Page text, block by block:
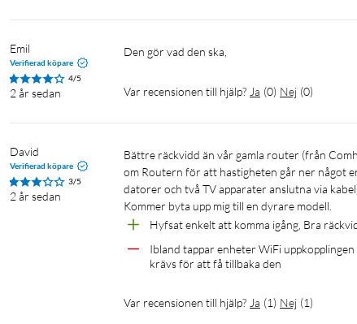
Emil
Verifierad köpare
4/5
2 år sedan
Den gör vad den ska,
Var recensionen till hjälp? Ja (0) Nej (0)
David
Verifierad köpare
3/5
2 år sedan
Bättre räckvidd än vår gamla router (från Comhem). Tyvärr måste man återansluta enheter lite då och då, samt även starta
om Routern för att hastigheten går ner något
datorer och två TV apparater anslutna via
Kommer byta upp mig till en dyrare modell.
Hyfsat enkelt att komma igång, Bra
Ibland tappar enheter WiFi
krävs för att få tillbaka den
Var recensionen till hjälp? Ja (1) Nej (1)